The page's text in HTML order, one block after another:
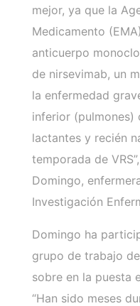
mejor, ya que la
Medicamento
anticuerpo
de nirsevimab, un
la enfermedad
inferior (pulmones)
lactantes y recién
temporada de
Domingo,
Investigación
Domingo ha
grupo de trabajo
sobre en la puesta
“Han sido meses